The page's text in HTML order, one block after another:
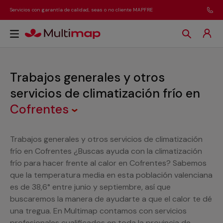
Servicios con garantía de calidad, seas o no cliente MAPFRE
Trabajos generales y otros
servicios de climatización frío en
Cofrentes
Trabajos generales y otros servicios de climatización
frío en Cofrentes ¿Buscas ayuda con la climatización
frío para hacer frente al calor en Cofrentes? Sabemos
que la temperatura media en esta población valenciana
es de 38,6° entre junio y septiembre, así que
buscaremos la manera de ayudarte a que el calor te dé
una tregua. En Multimap contamos con servicios